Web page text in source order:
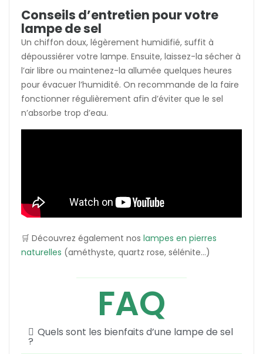
Conseils d’entretien pour votre
lampe de sel
Un chiffon doux, légèrement humidifié, suffit à
dépoussiérer votre lampe. Ensuite, laissez-la sécher à
l’air libre ou maintenez-la allumée quelques heures
pour évacuer l’humidité. On recommande de la faire
fonctionner régulièrement afin d’éviter que le sel
n’absorbe trop d’eau.
🛒 Découvrez également nos lampes en pierres
naturelles (améthyste, quartz rose, sélénite...)
FAQ
Quels sont les bienfaits d’une lampe de sel
?